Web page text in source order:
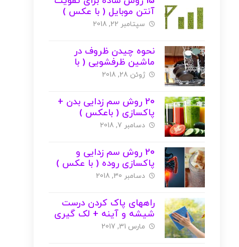
آنتن موبایل ( با عکس )
سپتامبر 22, 2018
نحوه چیدن ظروف در
ماشین ظرفشویی ( با
عکس )
ژوئن 28, 2018
20 روش سم‌ زدایی بدن +
پاکسازی ( باعکس )
دسامبر 7, 2018
20 روش سم زدایی و
پاکسازی روده ( با عکس )
دسامبر 30, 2018
راههای پاک کردن درست
شیشه و آینه + لک گیری
و جرم گیری ( با عکس )
مارس 31, 2017